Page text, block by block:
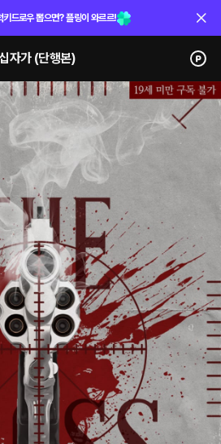
키드로우 뽑으면? 플링이 와르르!
자가 (단행본)